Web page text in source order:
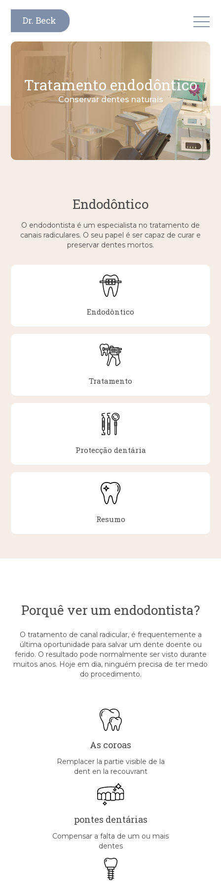
MENU
Tratamento endodôntico
Conservar dentes naturais
Endodôntico
O endodontista é um especialista no tratamento de
canais radiculares. O seu papel é ser capaz de curar e
preservar dentes mortos.
Endodôntico
Tratamento
Protecção dentária
Resumo
Porquê ver um endodontista?
O tratamento de canal radicular, é frequentemente a
última oportunidade para salvar um dente doente ou
ferido. O resultado pode normalmente ser visto durante
muitos anos. Hoje em dia, ninguém precisa de ter medo
do procedimento.
As coroas
Remplacer la partie visible de la
dent en la recouvrant
pontes dentárias
Compensar a falta de um ou mais
dentes